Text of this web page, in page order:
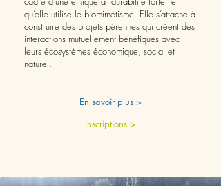
qu’elle utilise le biomimétisme. Elle s’attache à
construire des projets pérennes qui créent des
interactions mutuellement bénéfiques avec
leurs écosystèmes économique, social et
naturel.
En savoir plus >
Inscriptions >